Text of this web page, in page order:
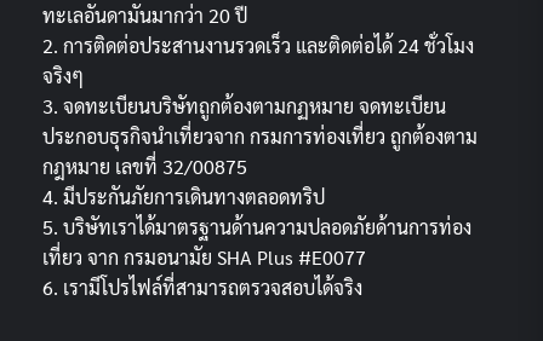
ทะเลอันดามันมากว่า 20 ปี
2. การติดต่อประสานงานรวดเร็ว และติดต่อได้ 24 ชั่วโมง
จริงๆ
3. จดทะเบียนบริษัทถูกต้องตามกฏหมาย จดทะเบียน
ประกอบธุรกิจนำเที่ยวจาก กรมการท่องเที่ยว ถูกต้องตาม
กฎหมาย เลขที่ 32/00875
4. มีประกันภัยการเดินทางตลอดทริป
5. บริษัทเราได้มาตรฐานด้านความปลอดภัยด้านการท่อง
เที่ยว จาก กรมอนามัย SHA Plus #E0077
6. เรามีโปรไฟล์ที่สามารถตรวจสอบได้จริง